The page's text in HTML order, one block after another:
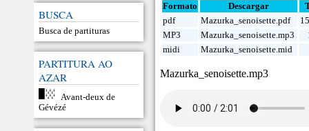
BUSCA
Busca de partituras
PARTITURA AO
AZAR
Avant-deux de
Gévézé
Formato Descargar
pdf
Mazurka_senoisette.pdf
MP3
Mazurka_senoisette.mp3
midi
Mazurka_senoisette.mid
Mazurka_senoisette.mp3